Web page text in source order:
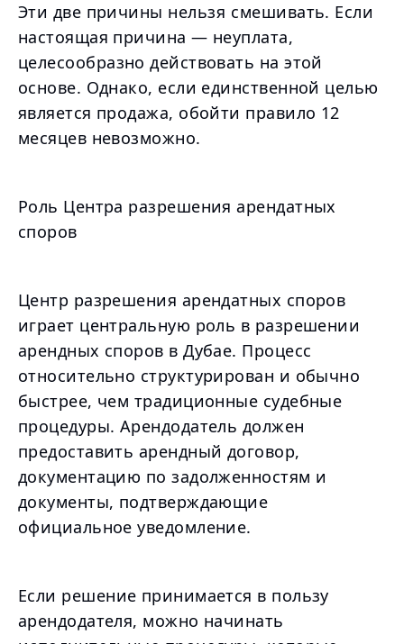
Эти две причины нельзя смешивать. Если
настоящая причина — неуплата,
целесообразно действовать на этой
основе. Однако, если единственной целью
является продажа, обойти правило 12
месяцев невозможно.
Роль Центра разрешения арендатных
споров
Центр разрешения арендатных споров
играет центральную роль в разрешении
арендных споров в Дубае. Процесс
относительно структурирован и обычно
быстрее, чем традиционные судебные
процедуры. Арендодатель должен
предоставить арендный договор,
документацию по задолженностям и
документы, подтверждающие
официальное уведомление.
Если решение принимается в пользу
арендодателя, можно начинать